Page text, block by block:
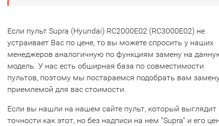
Если пульт Supra (Hyundai) RC2000E02 (RC3000E02) не
устраивает Вас по цене, то вы можете спросить у наших
менеджеров аналогичную по функциям замену на
модель. У нас есть обширная база по совместимости
пультов, поэтому мы постараемся подобрать вам
приемлемой для вас стоимости.
Если вы нашли на нашем сайте пульт, который выглядит
точности как этот, но без надписи на нем "Supra" и его